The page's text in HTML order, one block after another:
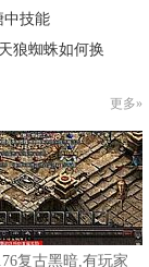
中技能
狼蜘蛛如何换
更多»
复古黑暗,有玩家